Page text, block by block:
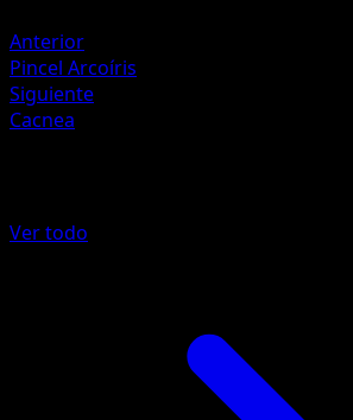
Anterior
Pincel Arcoíris
Siguiente
Cacnea
Ver todo